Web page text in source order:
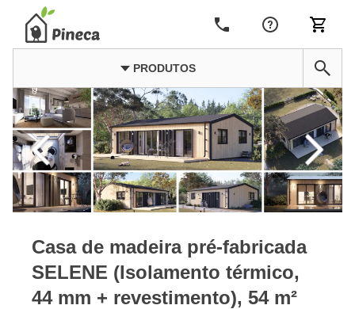
PRODUTOS
Casa de madeira pré-fabricada
SELENE (Isolamento térmico,
44 mm + revestimento), 54 m²